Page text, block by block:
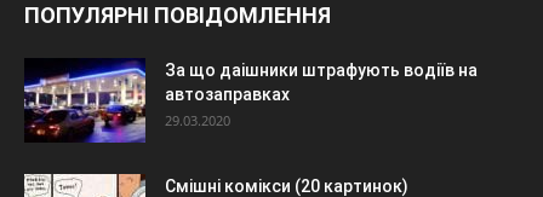
ПОПУЛЯРНІ ПОВІДОМЛЕННЯ
За що даішники штрафують водіїв на
автозаправках
29.03.2020
Смішні комікси (20 картинок)